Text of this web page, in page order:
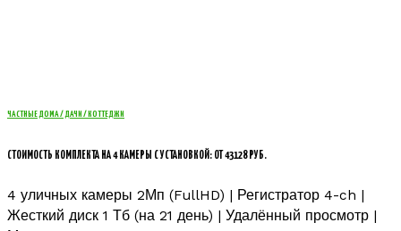
ЧАСТНЫЕ ДОМА / ДАЧИ / КОТТЕДЖИ
СТОИМОСТЬ КОМПЛЕКТА НА 4 КАМЕРЫ С УСТАНОВКОЙ: ОТ 43128 РУБ.
4 уличных камеры 2Мп (FullHD) | Регистратор 4-ch |
Жесткий диск 1 Тб (на 21 день) | Удалённый просмотр |